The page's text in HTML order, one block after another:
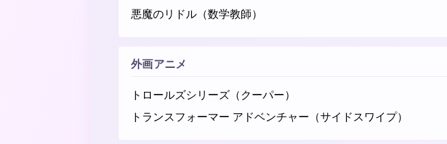
悪魔のリドル（数学教師）
外画アニメ
トロールズシリーズ（クーパー）
トランスフォーマー アドベンチャー（サイドスワイプ）